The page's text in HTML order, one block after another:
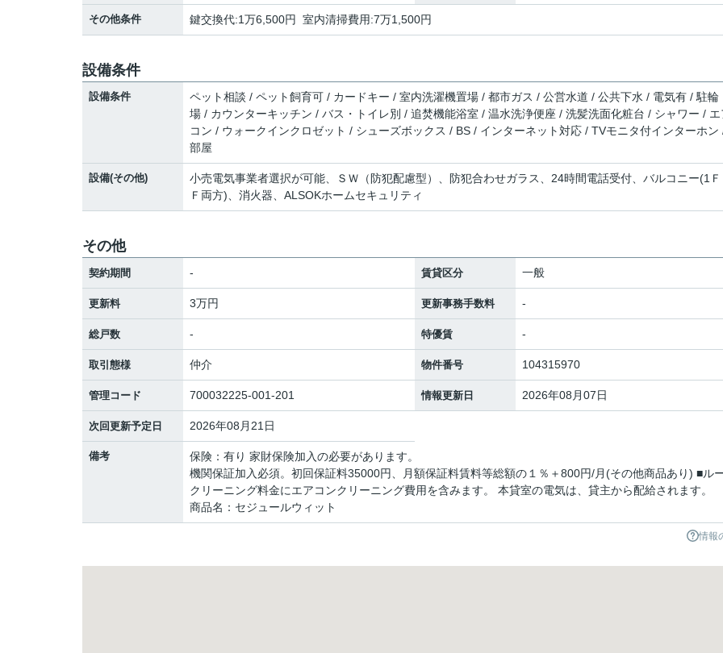
その他条件 鍵交換代:1万6,500円 室内清掃費用:7万1,500円
設備条件
設備条件
ペット相談 / ペット飼育可 / カードキー / 室内洗濯機置場 / 都市ガス / 公営水道 / 公共下水 / 電気有 / 駐輪
場 / カウンターキッチン / バス・トイレ別 / 追焚機能浴室 / 温水洗浄便座 / 洗髪洗面化粧台 / シャワー / エ
コン / ウォークインクロゼット / シューズボックス / BS / インターネット対応 / TVモニタ付インターホン
部屋
設備(その他)
小売電気事業者選択が可能、ＳＷ（防犯配慮型）、防犯合わせガラス、24時間電話受付、バルコニー(1Ｆ
Ｆ両方)、消火器、ALSOKホームセキュリティ
その他
契約期間 - 賃貸区分 一般
更新料 3万円 更新事務手数料 -
総戸数 - 特優賃 -
取引態様 仲介 物件番号 104315970
管理コード 700032225-001-201 情報更新日 2026年08月07日
次回更新予定日 2026年08月21日
備考
保険：有り 家財保険加入の必要があります。
機関保証加入必須。初回保証料35000円、月額保証料賃料等総額の１％＋800円/月(その他商品あり) ■ル
クリーニング料金にエアコンクリーニング費用を含みます。 本貸室の電気は、貸主から配給されます。
商品名：セジュールウィット
情報